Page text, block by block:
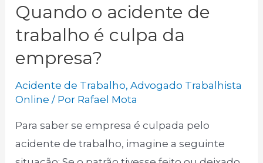
Quando o acidente de
trabalho é culpa da
empresa?
Acidente de Trabalho,Advogado Trabalhista
Online / Por Rafael Mota
Para saber se empresa é culpada pelo
acidente de trabalho, imagine a seguinte